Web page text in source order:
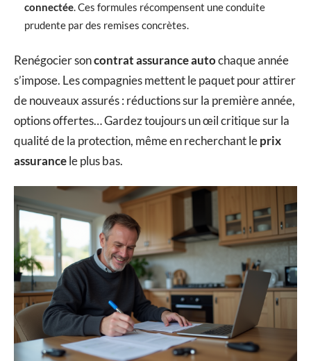
connectée. Ces formules récompensent une conduite
prudente par des remises concrètes.
Renégocier soncontrat assurance autochaque année
s’impose. Les compagnies mettent le paquet pour attirer
de nouveaux assurés : réductions sur la première année,
options offertes… Gardez toujours un œil critique sur la
qualité de la protection, même en recherchant leprix
assurancele plus bas.